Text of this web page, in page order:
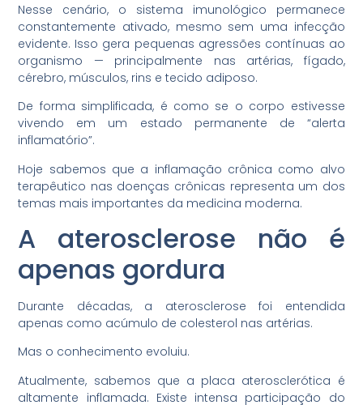
Nesse cenário, o sistema imunológico permanece
constantemente ativado, mesmo sem uma infecção
evidente. Isso gera pequenas agressões contínuas ao
organismo — principalmente nas artérias, fígado,
cérebro, músculos, rins e tecido adiposo.
De forma simplificada, é como se o corpo estivesse
vivendo em um estado permanente de “alerta
inflamatório”.
Hoje sabemos que a inflamação crônica como alvo
terapêutico nas doenças crônicas representa um dos
temas mais importantes da medicina moderna.
A aterosclerose não é
apenas gordura
Durante décadas, a aterosclerose foi entendida
apenas como acúmulo de colesterol nas artérias.
Mas o conhecimento evoluiu.
Atualmente, sabemos que a placa aterosclerótica é
altamente inflamada. Existe intensa participação do